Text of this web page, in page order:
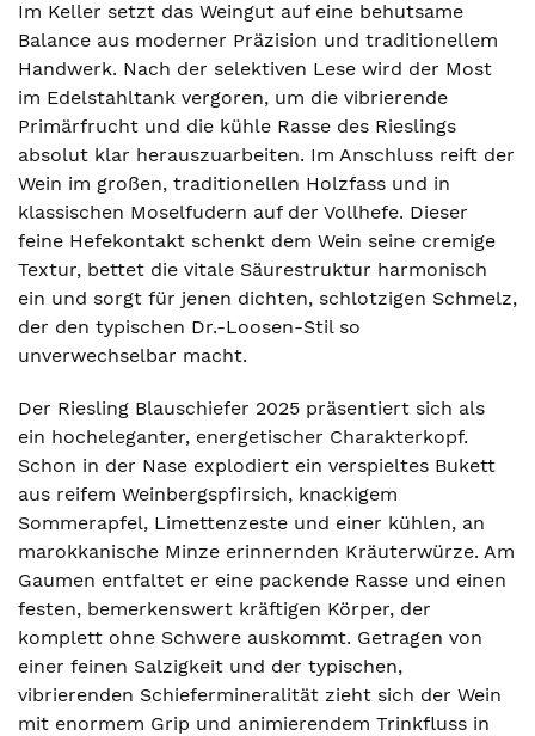
Im Keller setzt das Weingut auf eine behutsame
Balance aus moderner Präzision und traditionellem
Handwerk. Nach der selektiven Lese wird der Most
im Edelstahltank vergoren, um die vibrierende
Primärfrucht und die kühle Rasse des Rieslings
absolut klar herauszuarbeiten. Im Anschluss reift der
Wein im großen, traditionellen Holzfass und in
klassischen Moselfudern auf der Vollhefe. Dieser
feine Hefekontakt schenkt dem Wein seine cremige
Textur, bettet die vitale Säurestruktur harmonisch
ein und sorgt für jenen dichten, schlotzigen Schmelz,
der den typischen Dr.-Loosen-Stil so
unverwechselbar macht.
Der Riesling Blauschiefer 2025 präsentiert sich als
ein hocheleganter, energetischer Charakterkopf.
Schon in der Nase explodiert ein verspieltes Bukett
aus reifem Weinbergspfirsich, knackigem
Sommerapfel, Limettenzeste und einer kühlen, an
marokkanische Minze erinnernden Kräuterwürze. Am
Gaumen entfaltet er eine packende Rasse und einen
festen, bemerkenswert kräftigen Körper, der
komplett ohne Schwere auskommt. Getragen von
einer feinen Salzigkeit und der typischen,
vibrierenden Schiefermineralität zieht sich der Wein
mit enormem Grip und animierendem Trinkfluss in